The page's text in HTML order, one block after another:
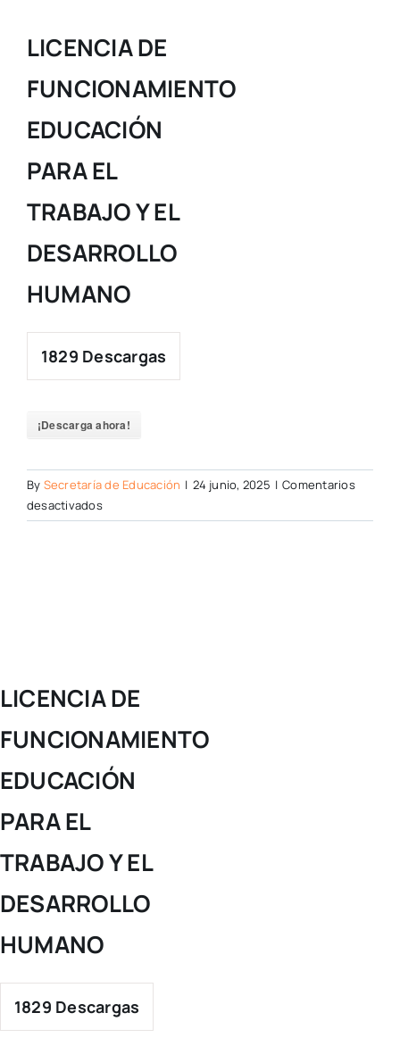
LICENCIA DE
FUNCIONAMIENTO
EDUCACIÓN
PARA EL
TRABAJO Y EL
DESARROLLO
HUMANO
1829 Descargas
¡Descarga ahora!
By Secretaría de Educación | 24 junio, 2025 | Comentarios
desactivadosen
LICENCIA
EL
DESARROLLO
HUMANO
LICENCIA DE
FUNCIONAMIENTO
EDUCACIÓN
PARA EL
TRABAJO Y EL
DESARROLLO
HUMANO
1829 Descargas